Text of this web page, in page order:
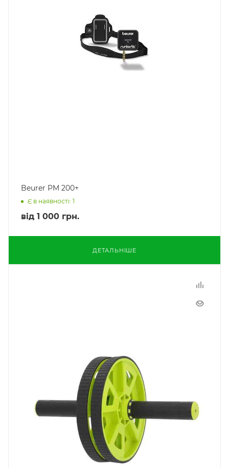
Beurer PM 200+
Є в наявності: 1
від 1 000 грн.
ДЕТАЛЬНІШЕ